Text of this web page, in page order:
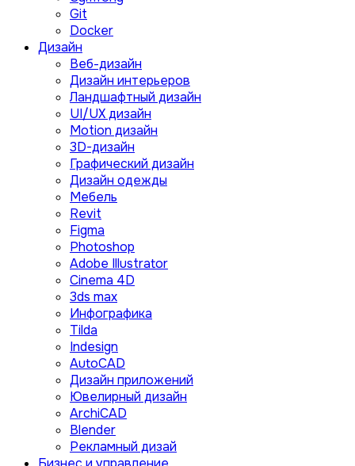
Git
Docker
Дизайн
Веб-дизайн
Дизайн интерьеров
Ландшафтный дизайн
UI/UX дизайн
Motion дизайн
3D-дизайн
Графический дизайн
Дизайн одежды
Мебель
Revit
Figma
Photoshop
Adobe Illustrator
Сinema 4D
3ds max
Инфографика
Tilda
Indesign
AutoCAD
Дизайн приложений
Ювелирный дизайн
ArchiCAD
Blender
Рекламный дизай